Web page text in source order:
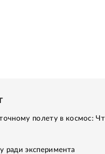
полету в космос:
ради эксперимента